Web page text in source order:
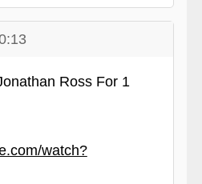
Ross For 1
watch?